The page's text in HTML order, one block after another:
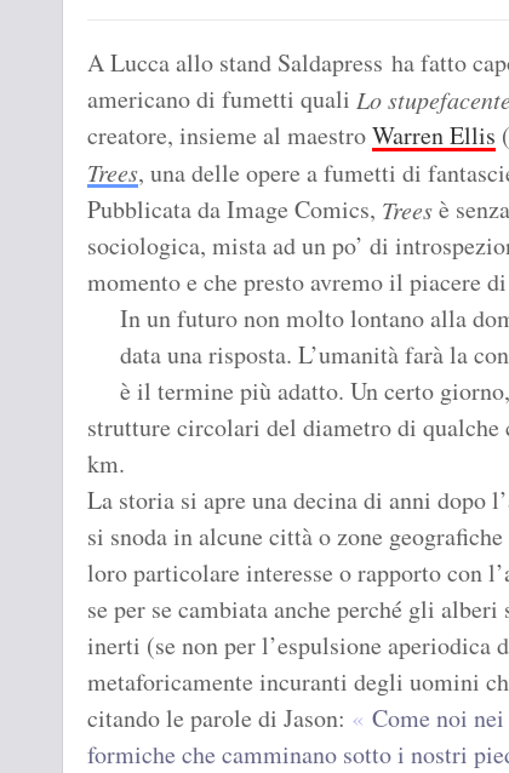
A Lucca allo stand Saldapress ha fatto
americano di fumetti quali Lo
creatore, insieme al maestroWarren Ellis (
Trees, una delle opere a fumetti di
Pubblicata da Image Comics, Treesè
sociologica, mista ad un po’ di
momento e che presto avremo il piacere
In un futuro non molto lontano alla
data una risposta. L’umanità farà la
è il termine più adatto. Un certo
strutture circolari del diametro di
km.
La storia si apre una decina di anni dopo
si snoda in alcune città o zone
loro particolare interesse o rapporto con
se per se cambiata anche perché gli
inerti (se non per l’espulsione
metaforicamente incuranti degli uomini
citando le parole di Jason:
Come noi
formiche che camminano sotto i nostri